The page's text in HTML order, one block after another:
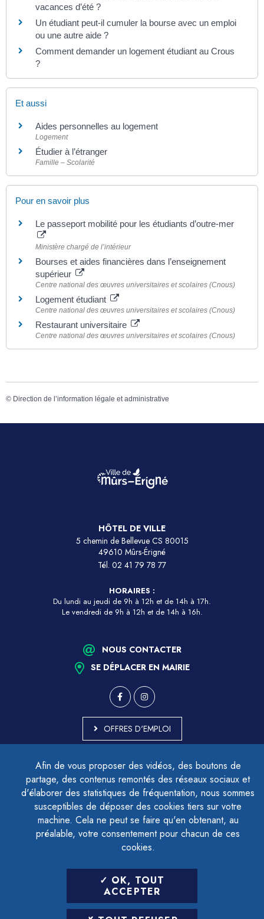
Afin de vous proposer des vidéos, des boutons de
partage, des contenus remontés des réseaux sociaux et
d'élaborer des statistiques de fréquentation, nous sommes
susceptibles de déposer des cookies tiers sur votre
machine. Cela ne peut se faire qu'en obtenant, au
préalable, votre consentement pour chacun de ces
cookies.
OK, TOUT
ACCEPTER
vacances d’été ?
Un étudiant peut-il cumuler la bourse avec un emploi
ou une autre aide ?
Comment demander un logement étudiant au Crous
?
Et aussi
Aides personnelles au logement
Logement
Étudier à l’étranger
Famille – Scolarité
Pour en savoir plus
Le passeport mobilité pour les étudiants d’outre-mer
Ministère chargé de l’intérieur
Bourses et aides financières dans l’enseignement
supérieur
Centre national des œuvres universitaires et scolaires (Cnous)
Logement étudiant
Centre national des œuvres universitaires et scolaires (Cnous)
Restaurant universitaire
Centre national des œuvres universitaires et scolaires (Cnous)
© Direction de l’information légale et administrative
HÔTEL DE VILLE
5 chemin de Bellevue CS 80015
49610 Mûrs-Érigné
Tél. 02 41 79 78 77
HORAIRES :
Du lundi au jeudi de 9h à 12h et de 14h à 17h.
Le vendredi de 9h à 12h et de 14h à 16h.
NOUS CONTACTER
SE DÉPLACER EN MAIRIE
OFFRES D'EMPLOI
ACCESSIBILITÉ - PARTIELLEMENT CONFORME
PLAN DU SITE
MENTIONS LÉGALES
CONTACTER LE DÉLÉGUÉ À LA PROTECTION DES DONNÉES
GESTION DES COOKIES
LETTRE D'INFORMATION
SAISIR VOTRE ADRESSE E-MAIL
POUR VOUS INSCRIRE :